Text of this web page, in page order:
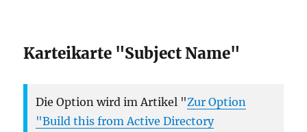
Karteikarte "Subject Name"
Die Option wird im Artikel "Zur Option
"Build this from Active Directory